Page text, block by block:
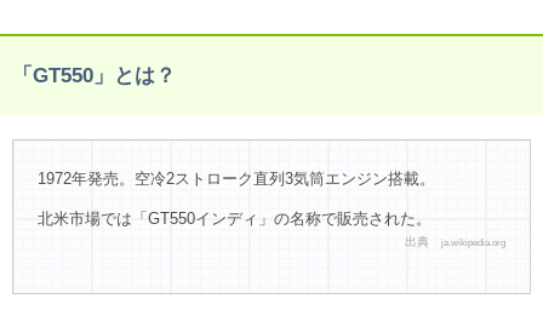
「GT550」とは？
1972年発売。空冷2ストローク直列3気筒エンジン搭載。
北米市場では「GT550インディ」の名称で販売された。
出典 ja.wikipedia.org